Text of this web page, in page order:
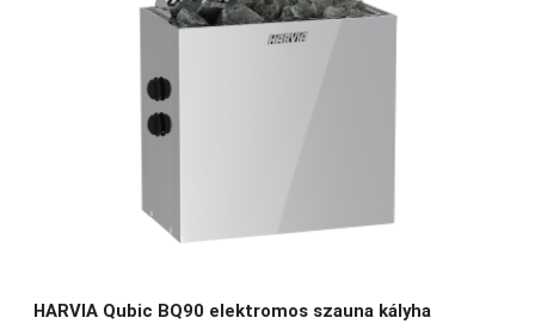
HARVIA Qubic BQ90 elektromos szauna kályha